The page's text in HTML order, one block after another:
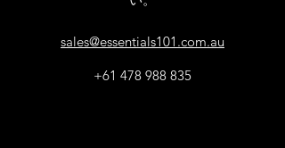
sales@essentials101.com.au
+61 478 988 835